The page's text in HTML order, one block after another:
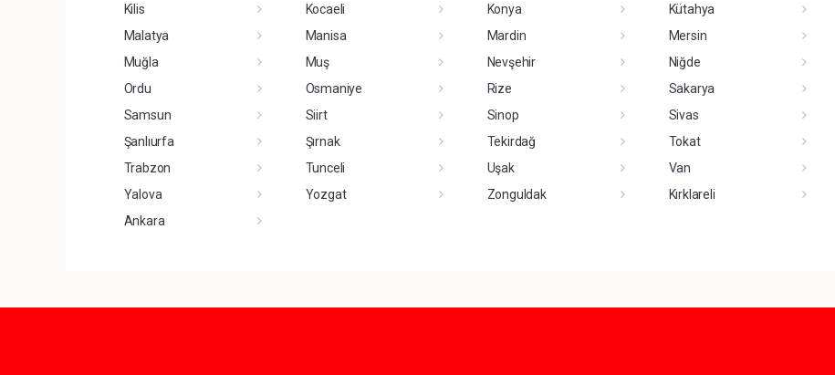
Kilis
Kocaeli Konya
Kütahya
Malatya
Manisa Mardin
Mersin
Muğla
Muş Nevşehir
Niğde
Ordu
Osmaniye Rize
Sakarya
Samsun
Siirt Sinop
Sivas
Şanlıurfa
Şırnak Tekirdağ
Tokat
Trabzon
Tunceli Uşak
Van
Yalova
Yozgat Zonguldak
Kırklareli
Ankara